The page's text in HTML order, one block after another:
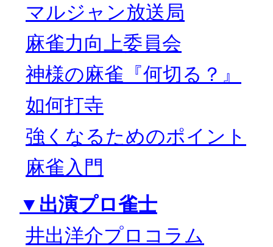
マルジャン放送局
麻雀力向上委員会
神様の麻雀『何切る？』
如何打寺
強くなるためのポイント
麻雀入門
▼出演プロ雀士
井出洋介プロコラム